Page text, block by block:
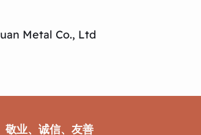
Metal Co., Ltd
敬业、诚信、友善